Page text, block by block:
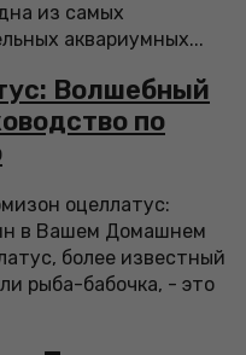
из самых
аквариумных...
Волшебный
по
оцеллатус:
в Вашем Домашнем
более известный
рыба-бабочка, - это